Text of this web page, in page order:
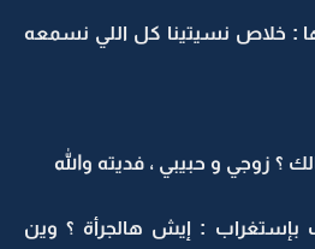
: خلاص نسيتينا كل اللي نسمعه
زوجي و حبيبي ، فديته والله
: إيش هالجرأة ؟ وين